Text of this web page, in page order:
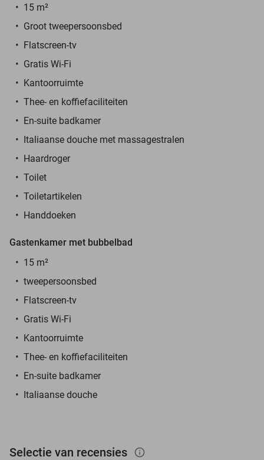
15 m²
Groot tweepersoonsbed
Flatscreen-tv
Gratis Wi-Fi
Kantoorruimte
Thee- en koffiefaciliteiten
En-suite badkamer
Italiaanse douche met massagestralen
Haardroger
Toilet
Toiletartikelen
Handdoeken
Gastenkamer met bubbelbad
15 m²
tweepersoonsbed
Flatscreen-tv
Gratis Wi-Fi
Kantoorruimte
Thee- en koffiefaciliteiten
En-suite badkamer
Italiaanse douche
Selectie van recensies info_outlined